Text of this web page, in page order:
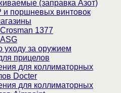
(заправка Азот)
и поршневых винтовок
1377
уходу за оружием
прицелов
для коллиматорных
Docter
для коллиматорных